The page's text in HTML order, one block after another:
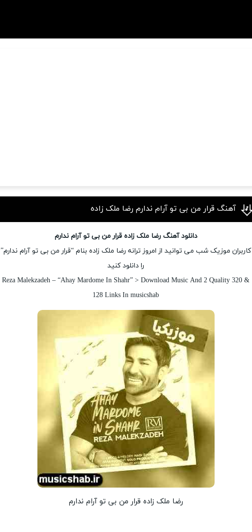
آهنگ قرار من بی تو آرام ندارم رضا ملک زاده
دانلود آهنگ رضا ملک زاده قرار من بی تو آرام ندارم
کاربران موزیک شب می توانید از امروز ترانه رضا ملک زاده بنام “قرار من بی تو آرام ندارم”
را دانلود کنید
Reza Malekzadeh – “Ahay Mardome In Shahr” > Download Music And 2 Quality 320 &
128 Links In musicshab
رضا ملک زاده قرار من بی تو آرام ندارم